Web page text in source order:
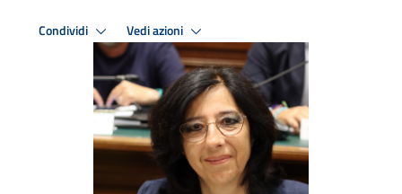
Condividi Vedi azioni